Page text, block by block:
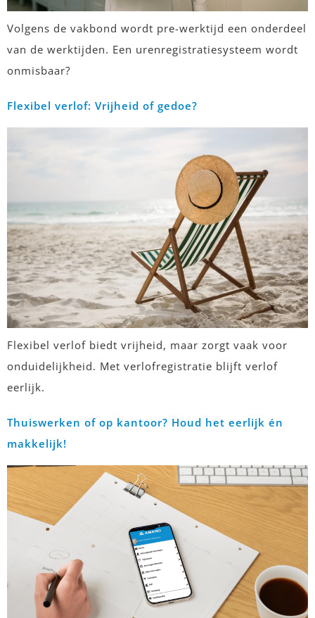
Volgens de vakbond wordt pre-werktijd een onderdeel
van de werktijden. Een urenregistratiesysteem wordt
onmisbaar?
Flexibel verlof: Vrijheid of gedoe?
Flexibel verlof biedt vrijheid, maar zorgt vaak voor
onduidelijkheid. Met verlofregistratie blijft verlof
eerlijk.
Thuiswerken of op kantoor? Houd het eerlijk én
makkelijk!